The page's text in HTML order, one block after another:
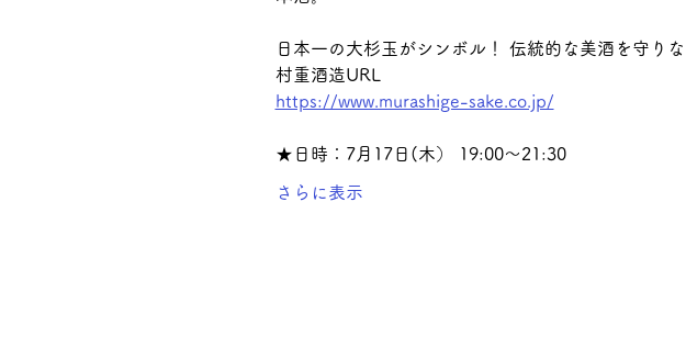
日本一の大杉玉がシンボル！ 伝統的な美酒を守り
村重酒造URL
https://www.murashige-sake.co.jp/
★日時：7月17日(木） 19:00～21:30
さらに表示